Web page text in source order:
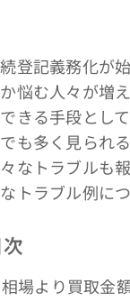
登記義務化が
悩む人々が増
きる手段とし
も多く見られ
なトラブルも
トラブル例に
場より買取金